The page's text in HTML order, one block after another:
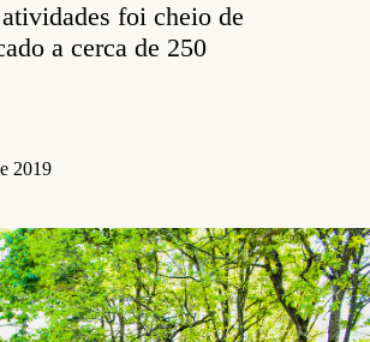
foi cheio de
a cerca de 250
2019